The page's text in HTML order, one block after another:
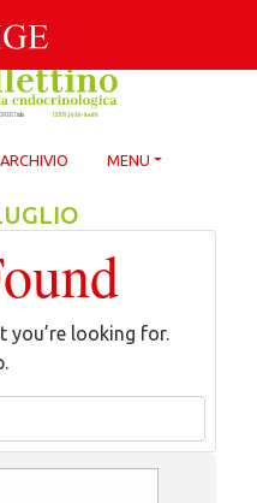
ARCHIVIO MENU
you’re looking for.